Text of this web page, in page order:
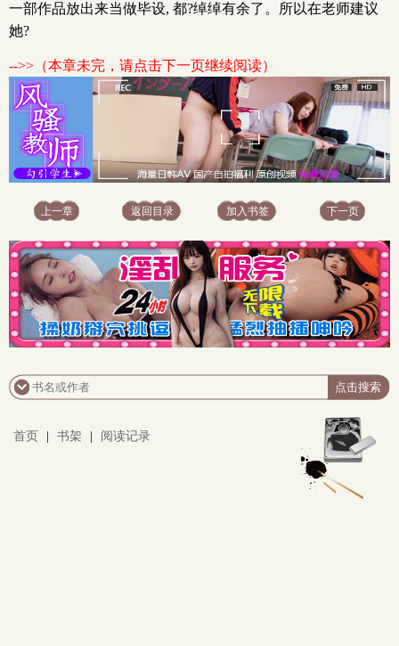
一部作品放出来当做毕设, 都?绰绰有余了。所以在老师建议
她?
-->>（本章未完，请点击下一页继续阅读）
上一章 返回目录 加入书签 下一页
首页 书架 阅读记录